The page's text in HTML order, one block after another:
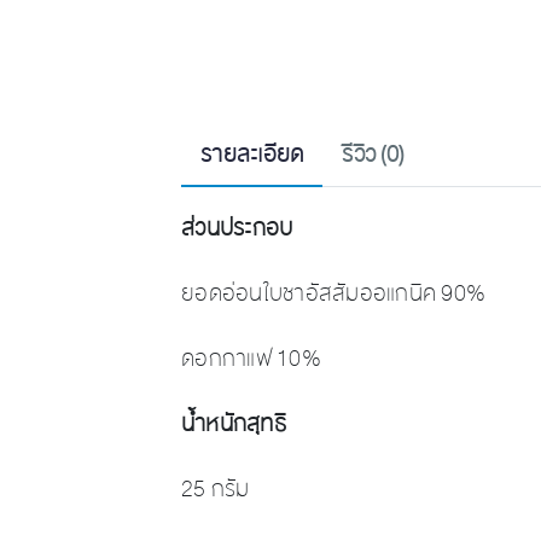
รายละเอียด รีวิว (0)
ส่วนประกอบ
ยอดอ่อนใบชาอัสสัมออแกนิค 90%
ดอกกาแฟ 10%
น้ำหนักสุทธิ
25 กรัม